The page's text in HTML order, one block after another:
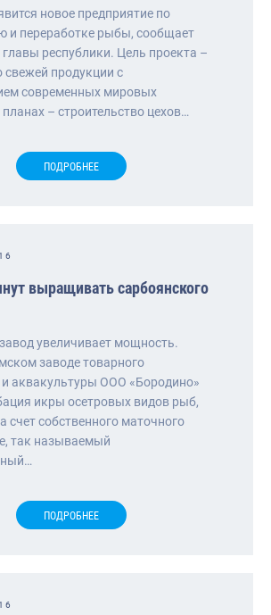
новое предприятие по
и переработке рыбы, сообщает
республики. Цель проекта –
свежей продукции с
современных мировых
– строительство цехов…
ПОДРОБНЕЕ
выращивать сарбоянского
увеличивает мощность.
заводе товарного
аквакультуры ООО «Бородино»
икры осетровых видов рыб,
счет собственного маточного
так называемый
ПОДРОБНЕЕ